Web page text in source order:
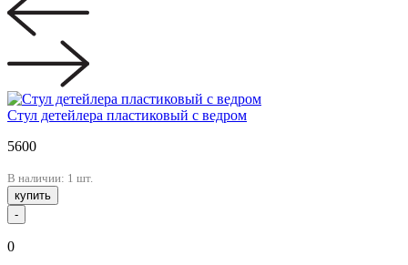
Стул детейлера пластиковый с ведром
5600
В наличии: 1 шт.
купить
-
0